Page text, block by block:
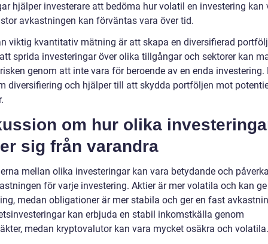
hjälper investerare att bedöma hur volatil en investering kan
avkastningen kan förväntas vara över tid.
viktig kvantitativ mätning är att skapa en diversifierad
sprida investeringar över olika tillgångar och sektorer kan
genom att inte vara för beroende av en enda investering.
diversifiering och hjälper till att skydda portföljen mot
om hur olika
sig från varandra
mellan olika investeringar kan vara betydande och
för varje investering. Aktier är mer volatila och kan
medan obligationer är mer stabila och ger en fast
kan erbjuda en stabil inkomstkälla genom
medan kryptovalutor kan vara mycket osäkra och volatila.